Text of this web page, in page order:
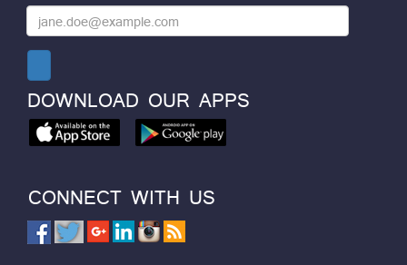
DOWNLOAD OUR APPS
CONNECT WITH US